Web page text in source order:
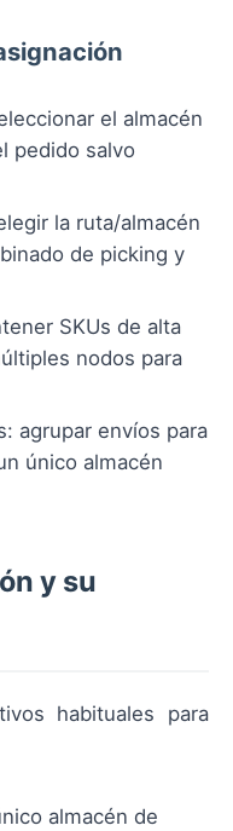
el almacén
pedido salvo
la ruta/almacén
de picking y
SKUs de alta
nodos para
agrupar envíos para
único almacén
y su
habituales para
almacén de